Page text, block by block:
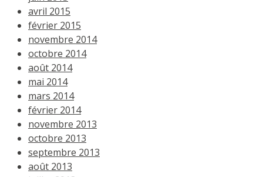
avril 2015
février 2015
novembre 2014
octobre 2014
août 2014
mai 2014
mars 2014
février 2014
novembre 2013
octobre 2013
septembre 2013
août 2013